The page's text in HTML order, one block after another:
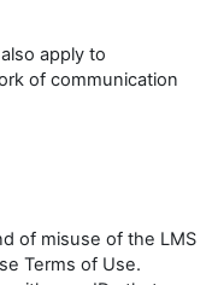
apply to
of communication
of misuse of the LMS
Terms of Use.